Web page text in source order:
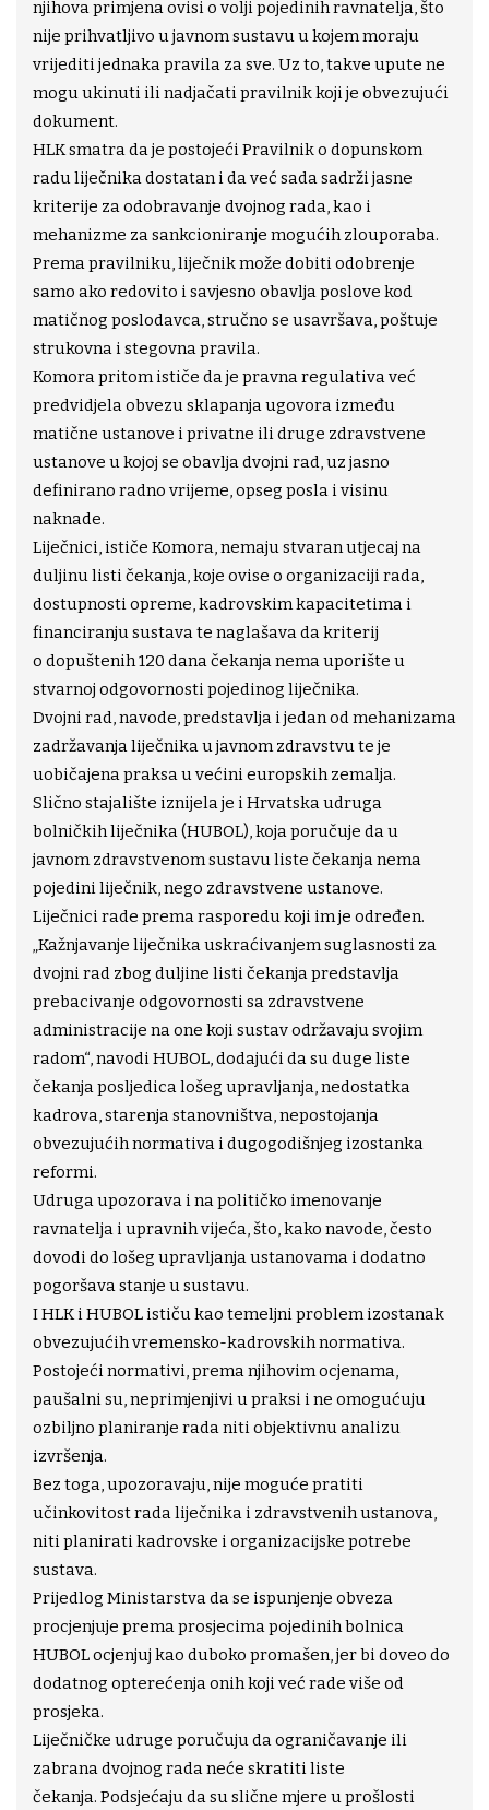
njihova primjena ovisi o volji pojedinih ravnatelja, što
nije prihvatljivo u javnom sustavu u kojem moraju
vrijediti jednaka pravila za sve. Uz to, takve upute ne
mogu ukinuti ili nadjačati pravilnik koji je obvezujući
dokument.
HLK smatra da je postojeći Pravilnik o dopunskom
radu liječnika dostatan i da već sada sadrži jasne
kriterije za odobravanje dvojnog rada, kao i
mehanizme za sankcioniranje mogućih zlouporaba.
Prema pravilniku, liječnik može dobiti odobrenje
samo ako redovito i savjesno obavlja poslove kod
matičnog poslodavca, stručno se usavršava, poštuje
strukovna i stegovna pravila.
Komora pritom ističe da je pravna regulativa već
predvidjela obvezu sklapanja ugovora između
matične ustanove i privatne ili druge zdravstvene
ustanove u kojoj se obavlja dvojni rad, uz jasno
definirano radno vrijeme, opseg posla i visinu
naknade.
Liječnici, ističe Komora, nemaju stvaran utjecaj na
duljinu listi čekanja, koje ovise o organizaciji rada,
dostupnosti opreme, kadrovskim kapacitetima i
financiranju sustava te naglašava da kriterij
o dopuštenih 120 dana čekanja nema uporište u
stvarnoj odgovornosti pojedinog liječnika.
Dvojni rad, navode, predstavlja i jedan od mehanizama
zadržavanja liječnika u javnom zdravstvu te je
uobičajena praksa u većini europskih zemalja.
Slično stajalište iznijela je i Hrvatska udruga
bolničkih liječnika (HUBOL), koja poručuje da u
javnom zdravstvenom sustavu liste čekanja nema
pojedini liječnik, nego zdravstvene ustanove.
Liječnici rade prema rasporedu koji im je određen.
„Kažnjavanje liječnika uskraćivanjem suglasnosti za
dvojni rad zbog duljine listi čekanja predstavlja
prebacivanje odgovornosti sa zdravstvene
administracije na one koji sustav održavaju svojim
radom“, navodi HUBOL, dodajući da su duge liste
čekanja posljedica lošeg upravljanja, nedostatka
kadrova, starenja stanovništva, nepostojanja
obvezujućih normativa i dugogodišnjeg izostanka
reformi.
Udruga upozorava i na političko imenovanje
ravnatelja i upravnih vijeća, što, kako navode, često
dovodi do lošeg upravljanja ustanovama i dodatno
pogoršava stanje u sustavu.
I HLK i HUBOL ističu kao temeljni problem izostanak
obvezujućih vremensko-kadrovskih normativa.
Postojeći normativi, prema njihovim ocjenama,
paušalni su, neprimjenjivi u praksi i ne omogućuju
ozbiljno planiranje rada niti objektivnu analizu
izvršenja.
Bez toga, upozoravaju, nije moguće pratiti
učinkovitost rada liječnika i zdravstvenih ustanova,
niti planirati kadrovske i organizacijske potrebe
sustava.
Prijedlog Ministarstva da se ispunjenje obveza
procjenjuje prema prosjecima pojedinih bolnica
HUBOL ocjenjuj kao duboko promašen, jer bi doveo do
dodatnog opterećenja onih koji već rade više od
prosjeka.
Liječničke udruge poručuju da ograničavanje ili
zabrana dvojnog rada neće skratiti liste
čekanja. Podsjećaju da su slične mjere u prošlosti